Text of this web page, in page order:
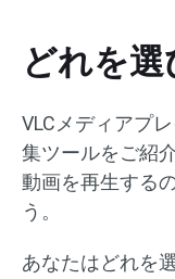
どれを選
VLCメディアプ
集ツールをご紹
動画を再生する
う。
あなたはどれを